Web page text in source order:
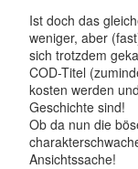
Ist doch das
weniger, aber
sich trotzdem
COD-Titel
kosten werden
Geschichte sind!
Ob da nun die
Ansichtssache!